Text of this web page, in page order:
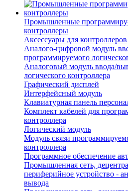
Промышленные
контроллеры
Аксессуары для контроллеров
Аналого-цифровой модуль
программируемого
Аналоговый модуль ввода/
логического контроллера
Графический дисплей
Интерфейсный модуль
Клавиатурная панель
Комплект кабелей для
контроллера
Логический модуль
Модуль связи
контроллера
Программное обеспечение
Промышленная сеть,
периферийное устройство -
вывода